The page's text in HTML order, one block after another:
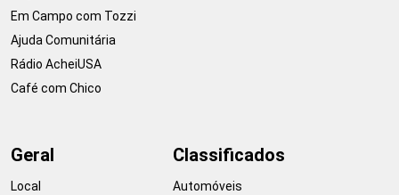
Em Campo com Tozzi
Ajuda Comunitária
Rádio AcheiUSA
Café com Chico
Geral
Local
Classificados
Automóveis